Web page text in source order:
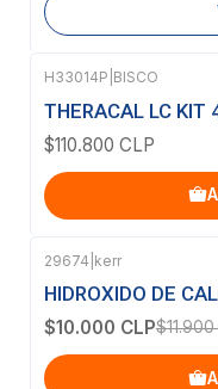
H33014P BISCO
THERACAL LC KIT
$110.800 CLP
-16%OFF
29674 kerr
HIDROXIDO DE
$10.000 CLP$11.900